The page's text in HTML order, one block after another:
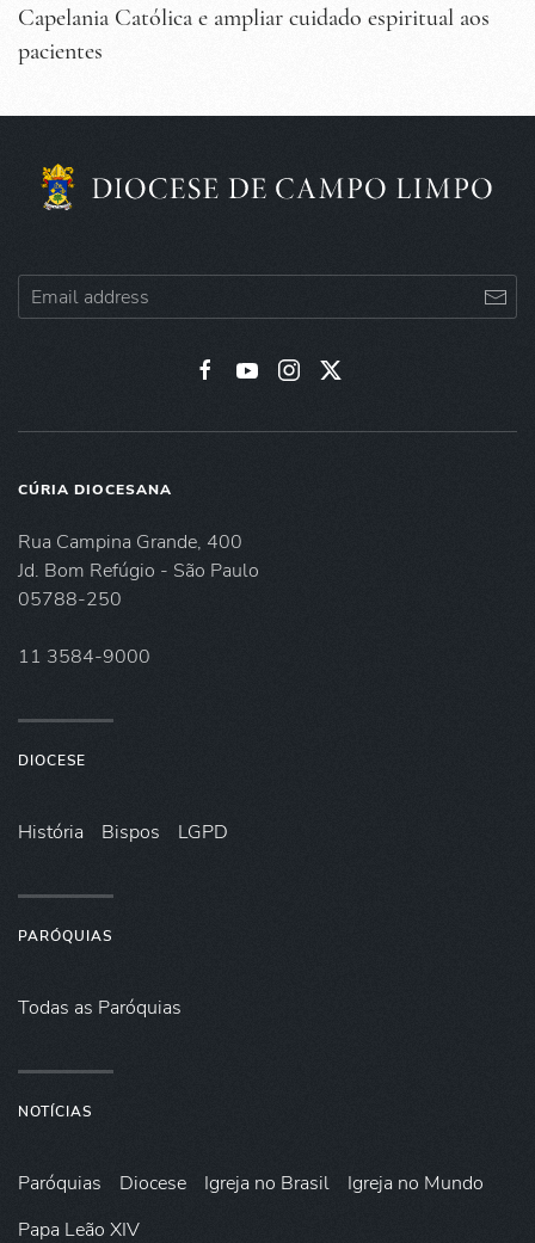
Capelania Católica e ampliar cuidado espiritual aos
pacientes
CÚRIA DIOCESANA
Rua Campina Grande, 400
Jd. Bom Refúgio - São Paulo
05788-250
11 3584-9000
DIOCESE
História Bispos LGPD
PARÓQUIAS
Todas as Paróquias
NOTÍCIAS
Paróquias Diocese Igreja no Brasil
Igreja no Mundo
Papa Leão XIV